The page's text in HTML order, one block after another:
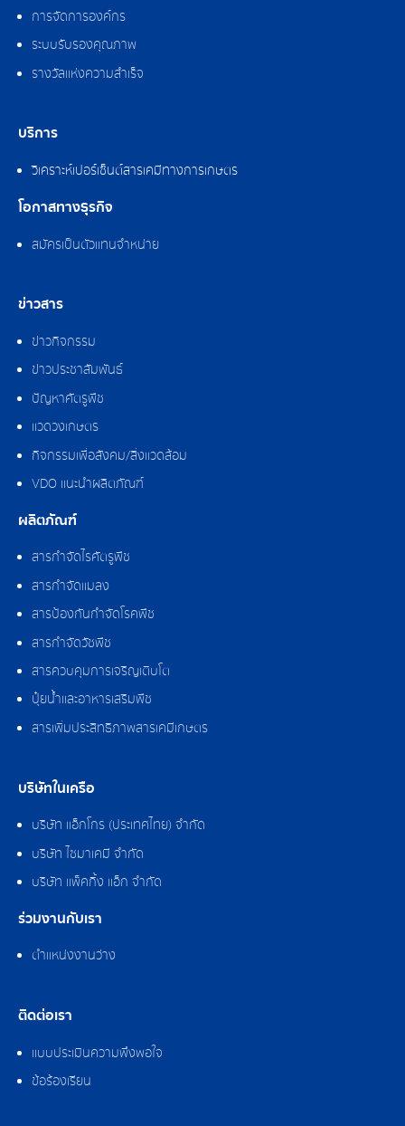
การจัดการองค์กร
ระบบรับรองคุณภาพ
รางวัลแห่งความสำเร็จ
บริการ
วิเคราะห์เปอร์เซ็นต์สารเคมีทางการเกษตร
โอกาสทางธุรกิจ
สมัครเป็นตัวแทนจำหน่าย
ข่าวสาร
ข่าวกิจกรรม
ข่าวประชาสัมพันธ์
ปัญหาศัตรูพืช
แวดวงเกษตร
กิจกรรมเพื่อสังคม/สิ่งแวดล้อม
VDO แนะนำผลิตภัณฑ์
ผลิตภัณฑ์
สารกำจัดไรศัตรูพืช
สารกำจัดแมลง
สารป้องกันกำจัดโรคพืช
สารกำจัดวัชพืช
สารควบคุมการเจริญเติบโต
ปุ๋ยน้ำและอาหารเสริมพืช
สารเพิ่มประสิทธิภาพสารเคมีเกษตร
บริษัทในเครือ
บริษัท แอ็กโกร (ประเทศไทย) จำกัด
บริษัท ไซมาเคมี จำกัด
บริษัท แพ็คกิ้ง แอ็ก จำกัด
ร่วมงานกับเรา
ตำแหน่งงานว่าง
ติดต่อเรา
แบบประเมินความพึงพอใจ
ข้อร้องเรียน